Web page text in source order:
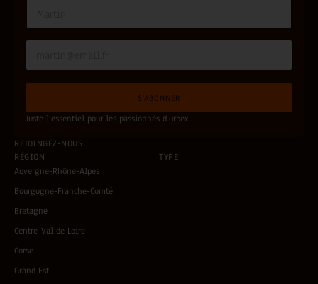
N
m
e
E
a
i
*
S'ABONNER
Juste l’essentiel pour les passionnés d’urbex.
REJOINGEZ-NOUS !
RÉGION
Auvergne-Rhône-Alpes
Bourgogne-Franche-Comté
Bretagne
Centre-Val de Loire
Corse
Grand Est
TYPE